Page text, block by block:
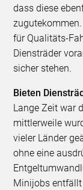
dass diese
für Qualitäts-
Diensträder
sicher stehen.
Bieten
Lange Zeit war
mittlerweile
vieler Länder
ohne eine
Minijobs